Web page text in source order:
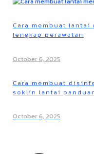
Cara membuat
lengkap perawatan
October 6, 2025
Cara membuat
soklin lantai
October 6, 2025